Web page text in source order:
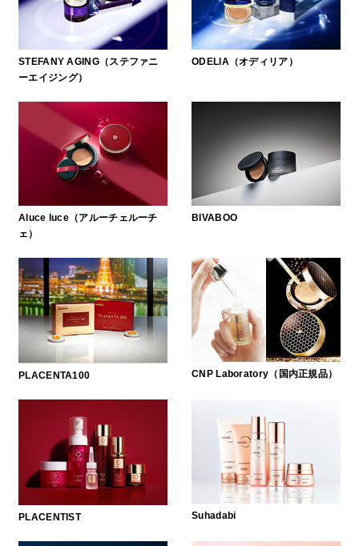
STEFANY AGING（ステファニ
ーエイジング）
ODELIA（オディリア）
Aluce luce（アルーチェルーチ
ェ）
BIVABOO
PLACENTA100 CNP Laboratory（国内正規品）
PLACENTIST Suhadabi